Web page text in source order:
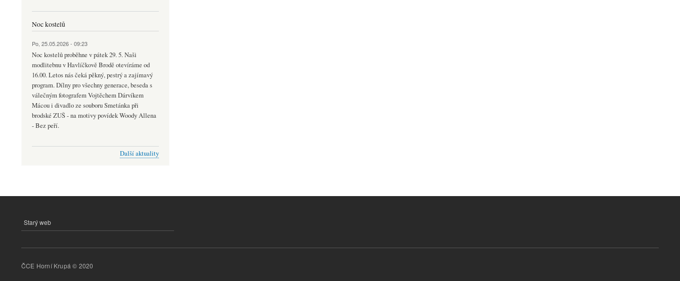
Noc kostelů
Po, 25.05.2026 - 09:23
Noc kostelů proběhne v pátek 29. 5. Naši
modlitebnu v Havlíčkově Brodě otevíráme od
16.00. Letos nás čeká pěkný, pestrý a zajímavý
program. Dílny pro všechny generace, beseda s
válečným fotografem Vojtěchem Dárvíkem
Mácou i divadlo ze souboru Smetánka při
brodské ZUŠ - na motivy povídek Woody Allena
- Bez peří.
Další aktuality
MENU
Starý web
ČCE Horní Krupá © 2020